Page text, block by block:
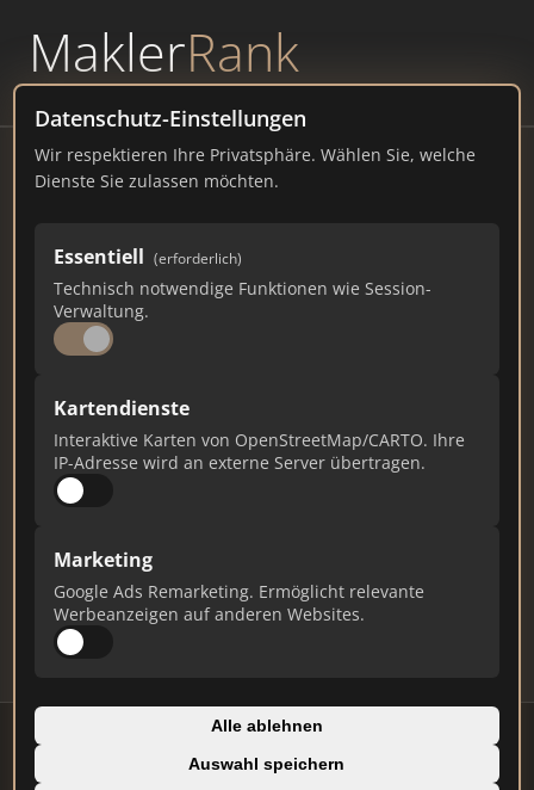
MaklerRank
powered byWAVEPOINT
Datenschutz-Einstellungen
Wir respektieren Ihre Privatsphäre. Wählen Sie, welche
Dienste Sie zulassen möchten.
Essentiell (erforderlich)
Technisch notwendige Funktionen wie Session-
Verwaltung.
Kartendienste
Interaktive Karten von OpenStreetMap/CARTO. Ihre
IP-Adresse wird an externe Server übertragen.
Marketing
Google Ads Remarketing. Ermöglicht relevante
Werbeanzeigen auf anderen Websites.
Alle ablehnen
Auswahl speichern
NÜRNBERGER IMMOBILIEN-
Rehdorfer Str. 10, 90431 Nürnberg
nib.de
2.367
Gesamtpunkte
Ist das Ihr Unternehmen?
Daten und erhalten Sie monatliche Ranking-
Updates.
Profil beanspruchen